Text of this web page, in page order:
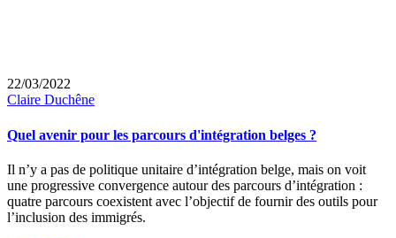
22/03/2022
Claire Duchêne
Quel avenir pour les parcours d'intégration belges ?
Il n’y a pas de politique unitaire d’intégration belge, mais on voit
une progressive convergence autour des parcours d’intégration :
quatre parcours coexistent avec l’objectif de fournir des outils pour
l’inclusion des immigrés.